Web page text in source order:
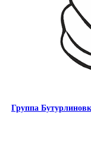
Группа